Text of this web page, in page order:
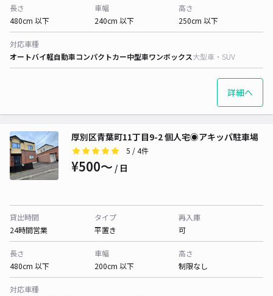
長さ
480cm 以下
車幅
240cm 以下
高さ
250cm 以下
対応車種
オートバイ軽自動車コンパクトカー中型車ワンボックス大型車・SUV
詳細へ
厚別区青葉町11丁目9-2 個人宅◉アキッパ駐車場
5 / 4件
¥500〜 / 日
貸出時間
24時間営業
タイプ
平置き
再入庫
可
長さ
480cm 以下
車幅
200cm 以下
高さ
制限なし
対応車種